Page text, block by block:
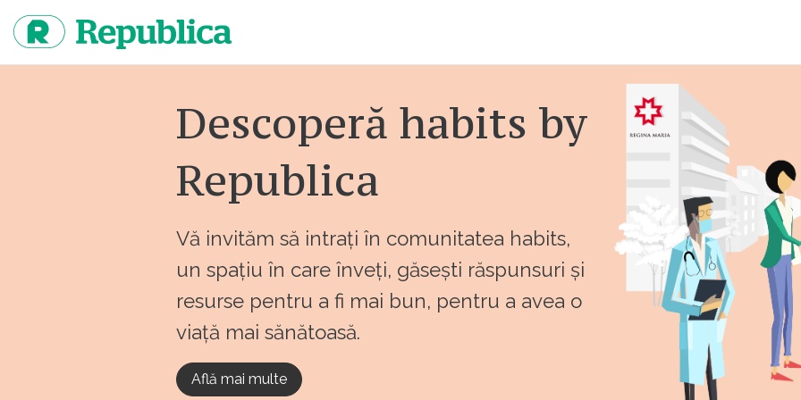
continut
Descoperă habits by
Republica
Vă invităm să intrați în comunitatea habits,
un spațiu în care înveți, găsești răspunsuri și
resurse pentru a fi mai bun, pentru a avea o
viață mai sănătoasă.
Află mai multe